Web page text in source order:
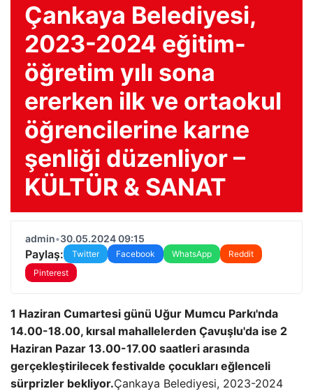
Çankaya Belediyesi,
2023-2024 eğitim-
öğretim yılı sona
ererken ilk ve ortaokul
öğrencilerine karne
şenliği düzenliyor –
KÜLTÜR & SANAT
admin•30.05.2024 09:15
Paylaş: Twitter Facebook WhatsApp
Reddit
Pinterest
1 Haziran Cumartesi günü Uğur Mumcu Parkı'nda
14.00-18.00, kırsal mahallelerden Çavuşlu'da ise 2
Haziran Pazar 13.00-17.00 saatleri arasında
gerçekleştirilecek festivalde çocukları eğlenceli
sürprizler bekliyor.Çankaya Belediyesi, 2023-2024